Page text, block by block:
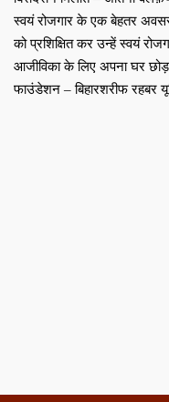
स्वयं रोजगार के एक बेहतर
को प्रशिक्षित कर उन्हें स्वयं
आजीविका के लिए अपना घर
फाउंडेशन – बिहारशरीफ रहबर